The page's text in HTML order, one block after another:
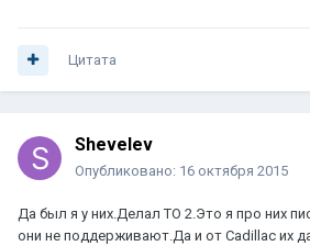
Цитата
Shevelev
Опубликовано: 16 октября 2015
Да был я у них.Делал ТО 2.Это я про них
они не поддерживают.Да и от Cadillac их